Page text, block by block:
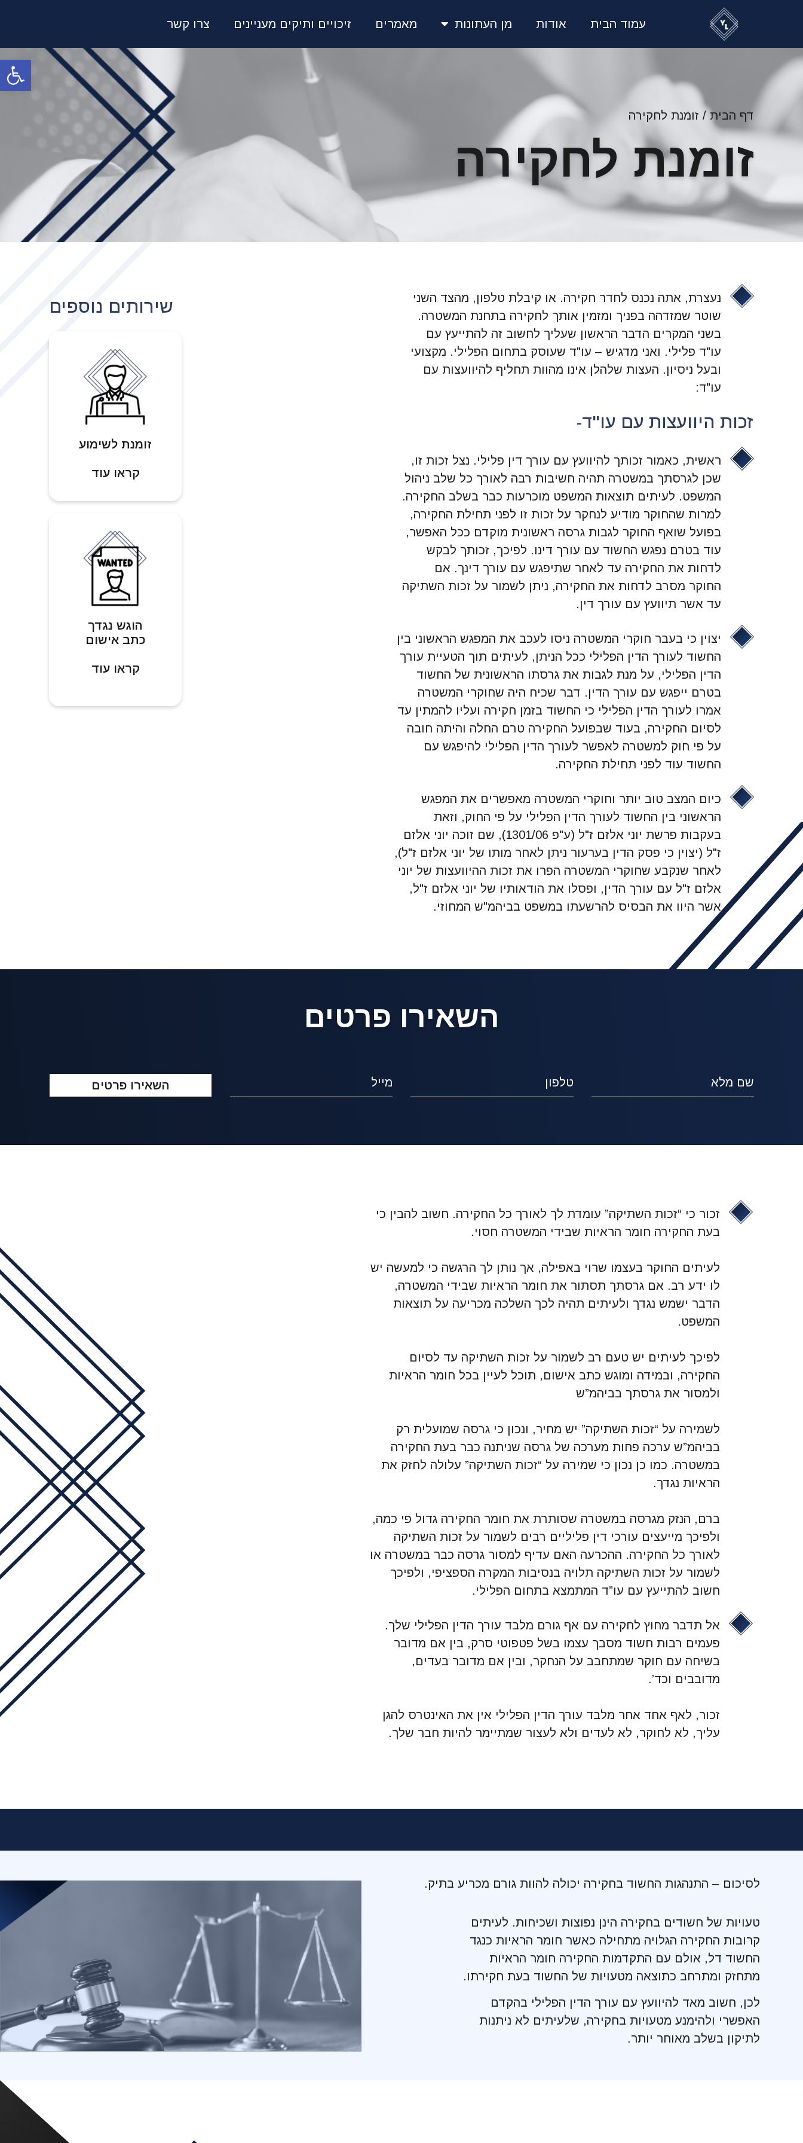
עמוד הבית אודות מן העתונות מאמרים זיכויים ותיקים מעניינים צרו קשר
דף הבית/ זומנת לחקירה
זומנת לחקירה
נעצרת, אתה נכנס לחדר חקירה. או קיבלת טלפון, מהצד השני
שוטר שמזדהה בפניך ומזמין אותך לחקירה בתחנת המשטרה.
בשני המקרים הדבר הראשון שעליך לחשוב זה להתייעץ עם
עו"ד פלילי. ואני מדגיש – עו"ד שעוסק בתחום הפלילי. מקצועי
ובעל ניסיון. העצות שלהלן אינו מהוות תחליף להיוועצות עם
עו"ד:
זכות היוועצות עם עו"ד-
ראשית, כאמור זכותך להיוועץ עם עורך דין פלילי. נצל זכות זו,
שכן לגרסתך במשטרה תהיה חשיבות רבה לאורך כל שלב ניהול
המשפט. לעיתים תוצאות המשפט מוכרעות כבר בשלב החקירה.
למרות שהחוקר מודיע לנחקר על זכות זו לפני תחילת החקירה,
בפועל שואף החוקר לגבות גרסה ראשונית מוקדם ככל האפשר,
עוד בטרם נפגש החשוד עם עורך דינו. לפיכך, זכותך לבקש
לדחות את החקירה עד לאחר שתיפגש עם עורך דינך. אם
החוקר מסרב לדחות את החקירה, ניתן לשמור על זכות השתיקה
עד אשר תיוועץ עם עורך דין.
יצוין כי בעבר חוקרי המשטרה ניסו לעכב את המפגש הראשוני בין
החשוד לעורך הדין הפלילי ככל הניתן, לעיתים תוך הטעיית עורך
הדין הפלילי, על מנת לגבות את גרסתו הראשונית של החשוד
בטרם ייפגש עם עורך הדין. דבר שכיח היה שחוקרי המשטרה
אמרו לעורך הדין הפלילי כי החשוד בזמן חקירה ועליו להמתין עד
לסיום החקירה, בעוד שבפועל החקירה טרם החלה והיתה חובה
על פי חוק למשטרה לאפשר לעורך הדין הפלילי להיפגש עם
החשוד עוד לפני תחילת החקירה.
כיום המצב טוב יותר וחוקרי המשטרה מאפשרים את המפגש
הראשוני בין החשוד לעורך הדין הפלילי על פי החוק, וזאת
בעקבות פרשת יוני אלזם ז"ל (ע"פ 1301/06), שם זוכה יוני אלזם
ז"ל (יצוין כי פסק הדין בערעור ניתן לאחר מותו של יוני אלזם ז"ל),
לאחר שנקבע שחוקרי המשטרה הפרו את זכות ההיוועצות של יוני
אלזם ז"ל עם עורך הדין, ופסלו את הודאותיו של יוני אלזם ז"ל,
אשר היוו את הבסיס להרשעתו במשפט בביהמ"ש המחוזי.
שירותים נוספים
זומנת לשימוע
קראו עוד
הוגש נגדך
כתב אישום
קראו עוד
השאירו פרטים
השאירו פרטים
זכור כי “זכות השתיקה” עומדת לך לאורך כל החקירה. חשוב להבין כי
בעת החקירה חומר הראיות שבידי המשטרה חסוי.
לעיתים החוקר בעצמו שרוי באפילה, אך נותן לך הרגשה כי למעשה יש
לו ידע רב. אם גרסתך תסתור את חומר הראיות שבידי המשטרה,
הדבר ישמש נגדך ולעיתים תהיה לכך השלכה מכריעה על תוצאות
המשפט.
לפיכך לעיתים יש טעם רב לשמור על זכות השתיקה עד לסיום
החקירה, ובמידה ומוגש כתב אישום, תוכל לעיין בכל חומר הראיות
ולמסור את גרסתך בביהמ”ש
לשמירה על “זכות השתיקה” יש מחיר, ונכון כי גרסה שמועלית רק
בביהמ”ש ערכה פחות מערכה של גרסה שניתנה כבר בעת החקירה
במשטרה. כמו כן נכון כי שמירה על “זכות השתיקה” עלולה לחזק את
הראיות נגדך.
ברם, הנזק מגרסה במשטרה שסותרת את חומר החקירה גדול פי כמה,
ולפיכך מייעצים עורכי דין פליליים רבים לשמור על זכות השתיקה
לאורך כל החקירה. ההכרעה האם עדיף למסור גרסה כבר במשטרה או
לשמור על זכות השתיקה תלויה בנסיבות המקרה הספציפי, ולפיכך
חשוב להתייעץ עם עו”ד המתמצא בתחום הפלילי.
אל תדבר מחוץ לחקירה עם אף גורם מלבד עורך הדין הפלילי שלך.
פעמים רבות חשוד מסבך עצמו בשל פטפוטי סרק, בין אם מדובר
בשיחה עם חוקר שמתחבב על הנחקר, ובין אם מדובר בעדים,
מדובבים וכד’.
זכור, לאף אחד אחר מלבד עורך הדין הפלילי אין את האינטרס להגן
עליך, לא לחוקר, לא לעדים ולא לעצור שמתיימר להיות חבר שלך.
לסיכום – התנהגות החשוד בחקירה יכולה להוות גורם מכריע בתיק.
טעויות של חשודים בחקירה הינן נפוצות ושכיחות. לעיתים
קרובות החקירה הגלויה מתחילה כאשר חומר הראיות כנגד
החשוד דל, אולם עם התקדמות החקירה חומר הראיות
מתחזק ומתרחב כתוצאה מטעויות של החשוד בעת חקירתו.
לכן, חשוב מאד להיוועץ עם עורך הדין הפלילי בהקדם
האפשרי ולהימנע מטעויות בחקירה, שלעיתים לא ניתנות
לתיקון בשלב מאוחר יותר.